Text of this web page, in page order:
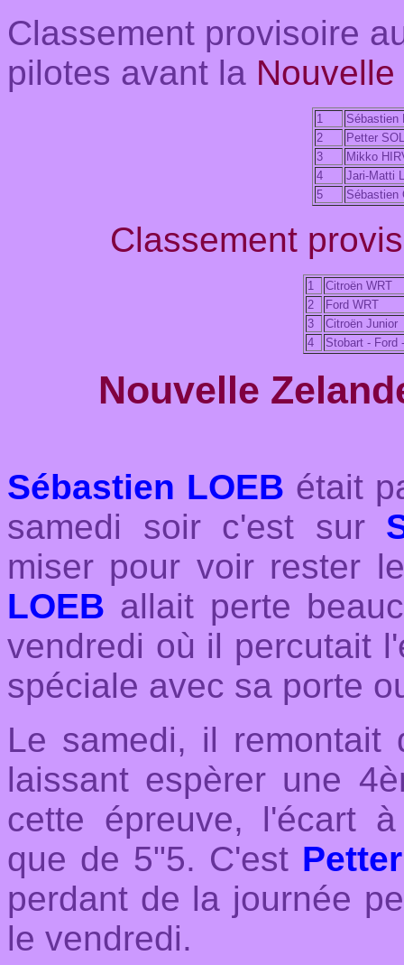
Classement provisoire
pilotes avant la
1
Sébastien
2
Petter
3
Mikko
4
Jari-Matti
5
Sébastien
Classement
1
Citroën WRT
2
Ford WRT
3
Citroën Junior
4
Stobart - Ford
Nouvelle
Sébastien LOEB était
samedi soir c'est sur
miser pour voir rester
LOEB allait perte
vendredi où il percutait
spéciale avec sa porte
Le samedi, il
laissant espèrer une
cette épreuve, l'écart
que de 5"5. C'est
perdant de la journée
le vendredi.